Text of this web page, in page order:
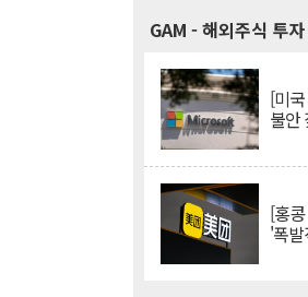
GAM - 해외주식 투
[미
불안
[홍
'폭